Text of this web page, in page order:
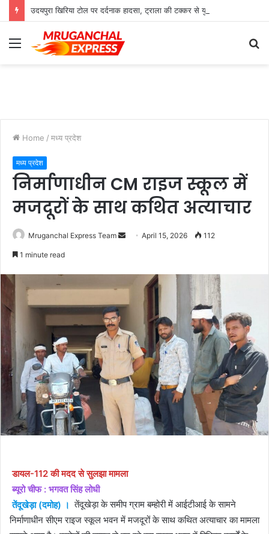
उदयपुरा खिरिया टोल पर दर्दनाक हादसा, ट्राला की टक्कर से युवक की मौत
Menu
Home / मध्य प्रदेश
मध्य प्रदेश
निर्माणाधीन CM राइज स्कूल में
मजदूरों के साथ कथित अत्याचार
Mruganchal Express Team
Send April 15, 2026 112
1 minute read
डायल-112 की मदद से सुलझा मामला
ब्यूरो चीफ : भगवत सिंह लोधी
तेंदूखेड़ा (दमोह) । तेंदूखेड़ा के समीप ग्राम बम्होरी में आईटीआई के सामने
निर्माणाधीन सीएम राइज स्कूल भवन में मजदूरों के साथ कथित अत्याचार का मामला